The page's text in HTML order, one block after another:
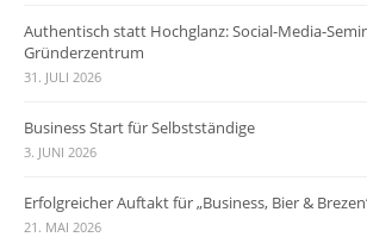
Authentisch statt Hochglanz: Social-Media-
Gründerzentrum
31. JULI 2026
Business Start für Selbstständige
3. JUNI 2026
Erfolgreicher Auftakt für „Business, Bier &
21. MAI 2026